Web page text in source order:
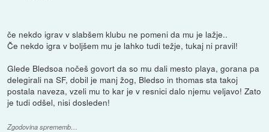
če nekdo igrav v slabšem klubu ne pomeni da mu je lažje..
Če nekdo igra v boljšem mu je lahko tudi težje, tukaj ni pravil!
Glede Bledsoa nočeš govort da so mu dali mesto playa, gorana pa
delegirali na SF, dobil je manj žog, Bledso in thomas sta takoj
postala naveza, vzeli mu to kar je v resnici dalo njemu veljavo! Zato
je tudi odšel, nisi dosleden!
Zgodovina sprememb…